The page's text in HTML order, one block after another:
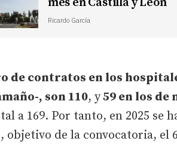
Ricardo García
de contratos en los
, son 110, y59 en los de
a 169. Por tanto, en 2025 se
objetivo de la convocatoria, el